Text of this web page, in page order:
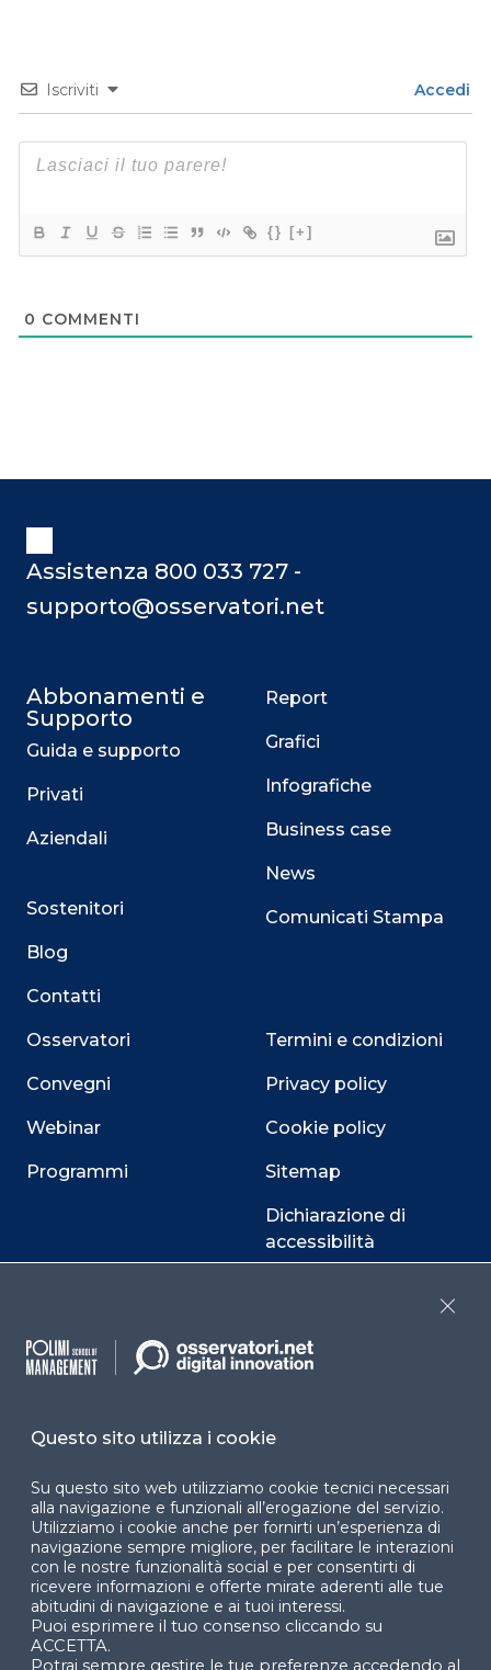
Iscriviti Accedi
{} [+]
0 COMMENTI
Assistenza 800 033 727 -
supporto@osservatori.net
Abbonamenti e
Supporto
Guida e supporto
Privati
Aziendali
Sostenitori
Blog
Contatti
Osservatori
Convegni
Webinar
Programmi
Report
Grafici
Infografiche
Business case
News
Comunicati Stampa
Termini e condizioni
Privacy policy
Cookie policy
Sitemap
Dichiarazione di
accessibilità
YouTube X
© 2024 Copyright © Politecnico di Milano Dipartimento
Questo sito utilizza i cookie
Su questo sito web utilizziamo cookie tecnici necessari
alla navigazione e funzionali all’erogazione del servizio.
Utilizziamo i cookie anche per fornirti un’esperienza di
navigazione sempre migliore, per facilitare le interazioni
con le nostre funzionalità social e per consentirti di
ricevere informazioni e offerte mirate aderenti alle tue
abitudini di navigazione e ai tuoi interessi.
Puoi esprimere il tuo consenso cliccando su
ACCETTA.
Potrai sempre gestire le tue preferenze accedendo al